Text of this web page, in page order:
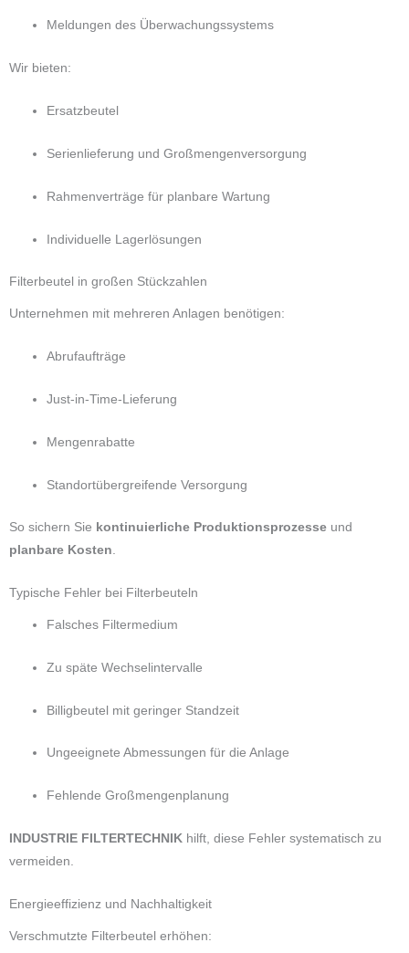
Meldungen des Überwachungssystems
Wir bieten:
Ersatzbeutel
Serienlieferung und Großmengenversorgung
Rahmenverträge für planbare Wartung
Individuelle Lagerlösungen
Filterbeutel in großen Stückzahlen
Unternehmen mit mehreren Anlagen benötigen:
Abrufaufträge
Just-in-Time-Lieferung
Mengenrabatte
Standortübergreifende Versorgung
So sichern Sie kontinuierliche Produktionsprozesse und
planbare Kosten.
Typische Fehler bei Filterbeuteln
Falsches Filtermedium
Zu späte Wechselintervalle
Billigbeutel mit geringer Standzeit
Ungeeignete Abmessungen für die Anlage
Fehlende Großmengenplanung
INDUSTRIE FILTERTECHNIK hilft, diese Fehler systematisch zu
vermeiden.
Energieeffizienz und Nachhaltigkeit
Verschmutzte Filterbeutel erhöhen: